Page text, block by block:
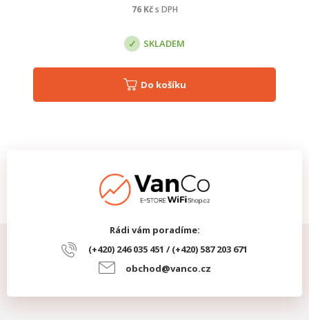
76Kč s DPH
SKLADEM
Do košíku
Rádi vám poradíme:
(+420) 246 035 451 / (+420) 587 203 671
obchod@vanco.cz